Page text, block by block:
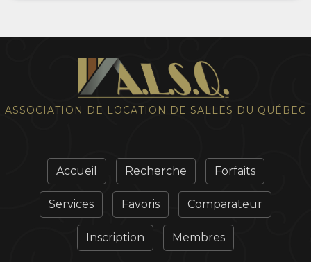
ASSOCIATION DE LOCATION DE SALLES DU QUÉBEC
Accueil Recherche Forfaits
Services Favoris Comparateur
Inscription Membres